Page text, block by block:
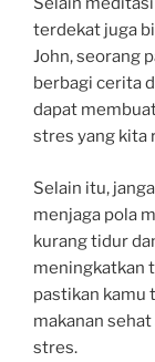
terdekat juga
John, seorang
berbagi cerita
dapat
stres yang kita
Selain itu,
menjaga pola
kurang tidur
meningkatkan
pastikan kamu
makanan
stres.